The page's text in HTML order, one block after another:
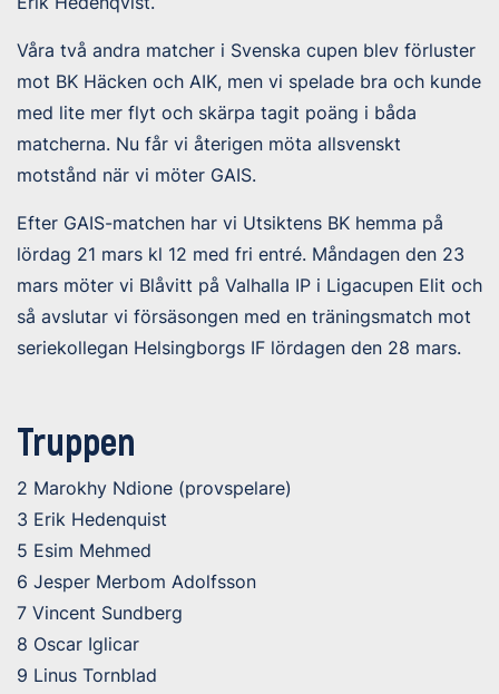
Våra två andra matcher i Svenska cupen blev förluster
mot BK Häcken och AIK, men vi spelade bra och kunde
med lite mer flyt och skärpa tagit poäng i båda
matcherna. Nu får vi återigen möta allsvenskt
motstånd när vi möter GAIS.
Efter GAIS-matchen har vi Utsiktens BK hemma på
lördag 21 mars kl 12 med fri entré. Måndagen den 23
mars möter vi Blåvitt på Valhalla IP i Ligacupen Elit och
så avslutar vi försäsongen med en träningsmatch mot
seriekollegan Helsingborgs IF lördagen den 28 mars.
Truppen
2 Marokhy Ndione (provspelare)
3 Erik Hedenquist
5 Esim Mehmed
6 Jesper Merbom Adolfsson
7 Vincent Sundberg
8 Oscar Iglicar
9 Linus Tornblad